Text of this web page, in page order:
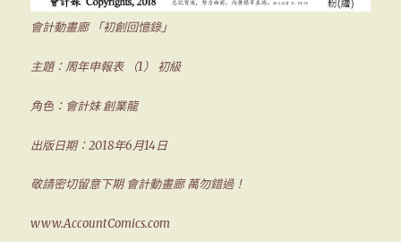
會計動畫廊 「初創回憶錄」
主題：周年申報表 （1） 初級
角色：會計妹 創業龍
出版日期：2018年6月14日
敬請密切留意下期 會計動畫廊 萬勿錯過！
www.AccountComics.com